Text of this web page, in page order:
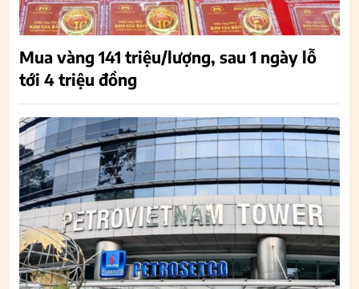
Mua vàng 141 triệu/lượng, sau 1 ngày lỗ
tới 4 triệu đồng